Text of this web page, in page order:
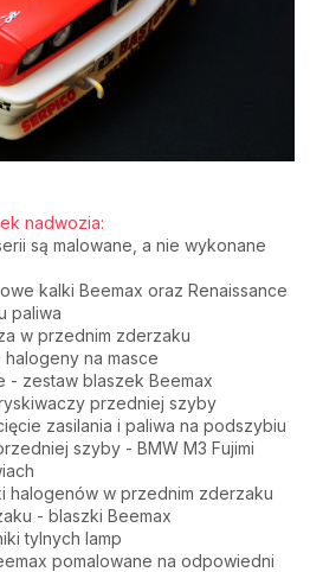
nadwozia:
są malowane, a nie wykonane
kalki Beemax oraz Renaissance
paliwa
w przednim zderzaku
na masce
- zestaw blaszek Beemax
przedniej szyby
zasilania i paliwa na podszybiu
szyby - BMW M3 Fujimi
halogenów w przednim zderzaku
- blaszki Beemax
tylnych lamp
pomalowane na odpowiedni